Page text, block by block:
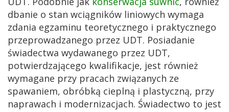
dbanie o stan wciągników liniowych wymaga
zdania egzaminu teoretycznego i praktycznego
przeprowadzanego przez UDT. Posiadanie
świadectwa wydawanego przez UDT,
potwierdzającego kwalifikacje, jest również
wymagane przy pracach związanych ze
spawaniem, obróbką cieplną i plastyczną, przy
naprawach i modernizacjach. Świadectwo to jest